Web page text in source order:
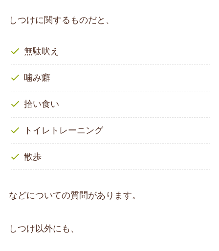
しつけに関するものだと、
無駄吠え
噛み癖
拾い食い
トイレトレーニング
散歩
などについての質問があります。
しつけ以外にも、